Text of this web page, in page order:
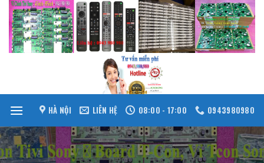
Skip
content
HÀ NỘI LIÊN HỆ 08:00 - 17:00 0943980980